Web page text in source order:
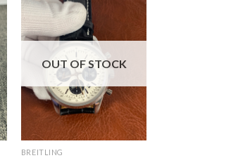
OUT OF STOCK
BREITLING